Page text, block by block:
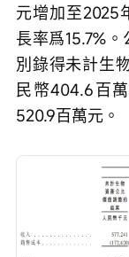
元增加至2025
長率爲15.7%
別錄得未計生
民幣404.6百
520.9百萬元。